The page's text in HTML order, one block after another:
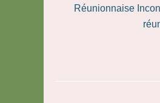
Réunionnaise